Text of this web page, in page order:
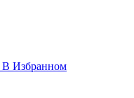
В Избранном